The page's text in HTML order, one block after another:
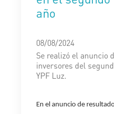
año
08/08/2024
Se realizó el anuncio
inversores del
YPF Luz.
En el anuncio de